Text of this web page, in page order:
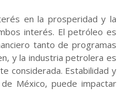
en la prosperidad y la
interés. El petróleo es
tanto de programas
y la industria petrolera es
considerada. Estabilidad y
México, puede impactar